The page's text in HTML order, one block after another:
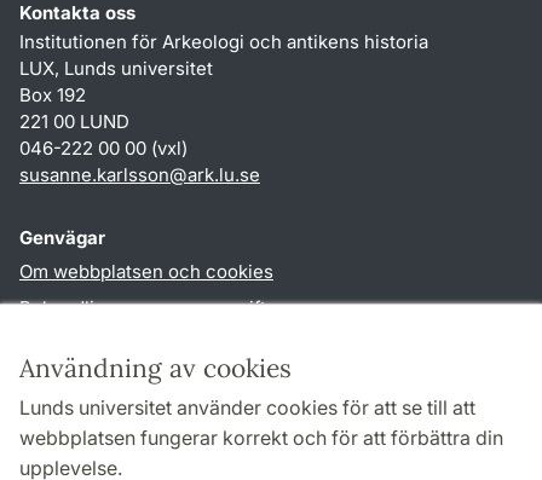
Användning av cookies
Lunds universitet använder cookies för att se till att
webbplatsen fungerar korrekt och för att förbättra din
upplevelse.
Kontakta oss
Institutionen för Arkeologi och antikens historia
LUX, Lunds universitet
Box 192
221 00 LUND
046-222 00 00 (vxl)
susanne.karlsson@ark.lu.se
Genvägar
Om webbplatsen och cookies
Behandling av personuppgifter
TYPO3-login
Följ oss i sociala medier